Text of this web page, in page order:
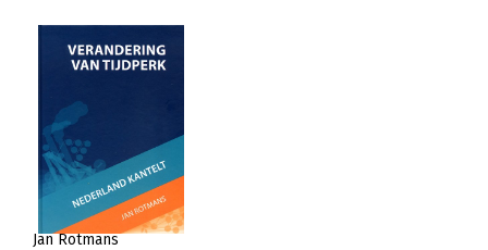
Jan Rotmans